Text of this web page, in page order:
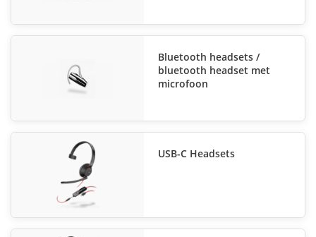
In onze online shop vindt u een enorm gevarieerd
assortiment, met o.a. draadloze headsets, bedrade headsets,
Bluetooth headsets en USB headsets. Daarnaast hebben we
een ruim aanbod aan callcenter headsets. Of u nu een kleine
of juist een grote organisatie heeft, als het op telecom
Kwaliteiten merken headsets
Naast scherpe prijzen en een goede service hechten wij ook
veel waarde aan de kwaliteit van onze producten. Daarom
verkopen we uitsluitend headsets van kwalitatief
Epos, Jabra en Agent. Zo weet u altijd dat u het beste in huis
Bluetooth headsets /
bluetooth headset met
microfoon
USB-C Headsets